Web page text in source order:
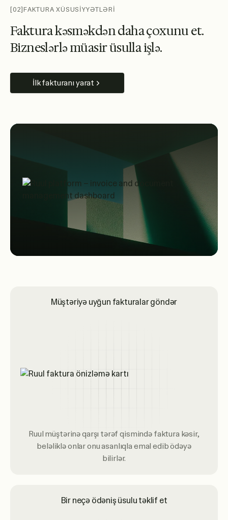
[02]FAKTURA XÜSUSİYYƏTLƏRİ
Fakturakəsməkdəndahaçoxunuet.
Bizneslərləmüasirüsullaişlə.
İlk fakturanı yarat
Müştəriyə uyğun fakturalar göndər
Ruul müştərinə qarşı tərəf qismində faktura kəsir,
beləliklə onlar onu asanlıqla emal edib ödəyə
bilirlər.
Bir neçə ödəniş üsulu təklif et